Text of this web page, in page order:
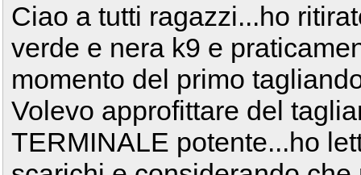
Ciao a tutti ragazzi...ho
verde e nera k9 e
momento del primo
Volevo approfittare del
TERMINALE potente...ho